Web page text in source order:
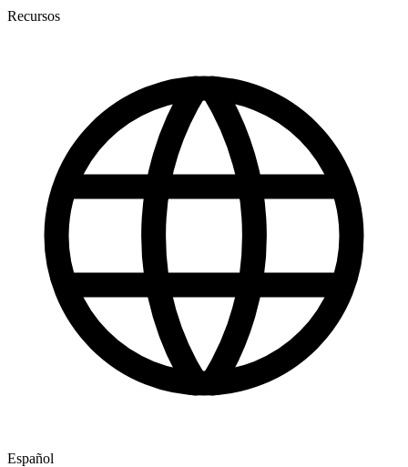
Recursos
Español